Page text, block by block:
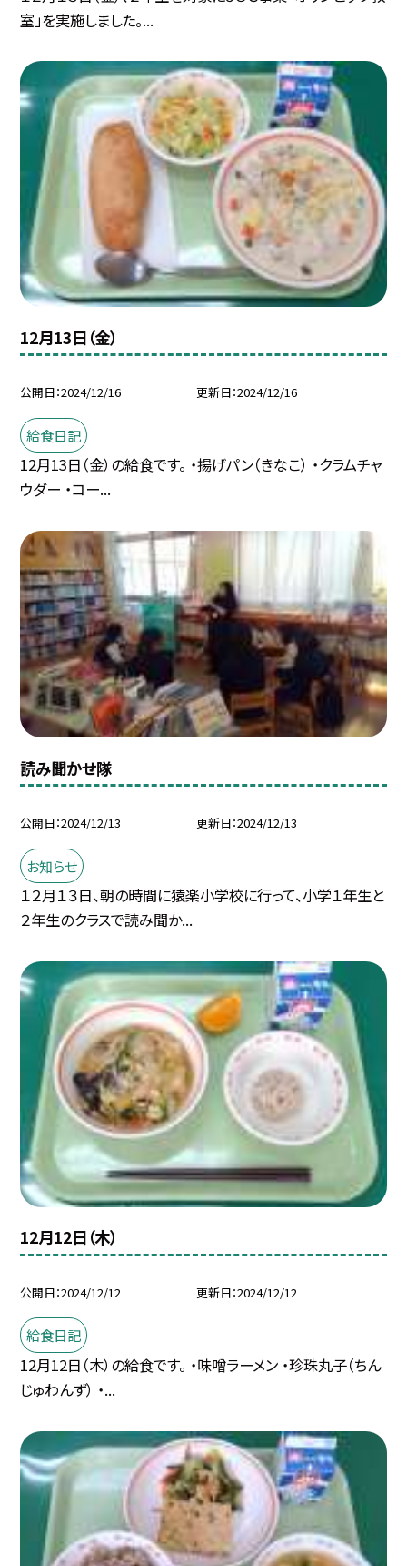
室」を実施しました。...
12月13日（金）
公開日 2024/12/16 更新日 2024/12/16
給食日記
12月13日（金）の給食です。 ・揚げパン（きなこ） ・クラムチャ
ウダー ・コー...
読み聞かせ隊
公開日 2024/12/13 更新日 2024/12/13
お知らせ
１２月１３日、朝の時間に猿楽小学校に行って、小学１年生と
２年生のクラスで読み聞か...
12月12日（木）
公開日 2024/12/12 更新日 2024/12/12
給食日記
12月12日（木）の給食です。 ・味噌ラーメン ・珍珠丸子（ちん
じゅわんず） ・...